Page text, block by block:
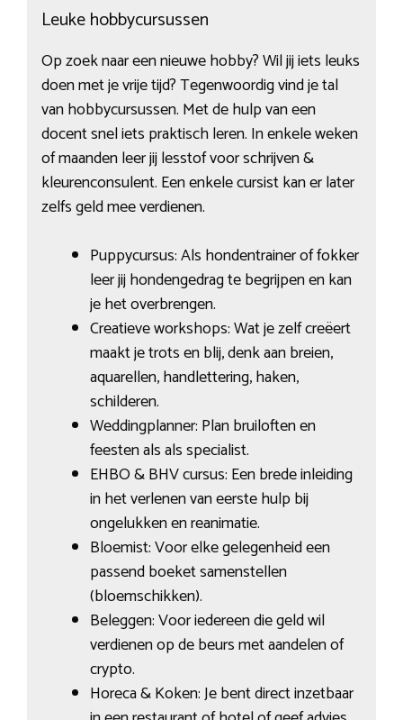
Leuke hobbycursussen
Op zoek naar een nieuwe hobby? Wil jij iets leuks
doen met je vrije tijd? Tegenwoordig vind je tal
van hobbycursussen. Met de hulp van een
docent snel iets praktisch leren. In enkele weken
of maanden leer jij lesstof voor schrijven &
kleurenconsulent. Een enkele cursist kan er later
zelfs geld mee verdienen.
Puppycursus: Als hondentrainer of fokker
leer jij hondengedrag te begrijpen en kan
je het overbrengen.
Creatieve workshops: Wat je zelf creëert
maakt je trots en blij, denk aan breien,
aquarellen, handlettering, haken,
schilderen.
Weddingplanner: Plan bruiloften en
feesten als als specialist.
EHBO & BHV cursus: Een brede inleiding
in het verlenen van eerste hulp bij
ongelukken en reanimatie.
Bloemist: Voor elke gelegenheid een
passend boeket samenstellen
(bloemschikken).
Beleggen: Voor iedereen die geld wil
verdienen op de beurs met aandelen of
crypto.
Horeca & Koken: Je bent direct inzetbaar